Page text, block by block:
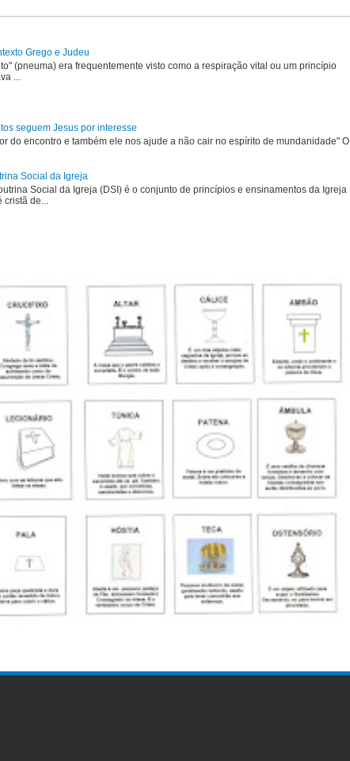
Grego e Judeu
(pneuma) era frequentemente visto como a respiração vital ou um princípio
...
seguem Jesus por interesse
do encontro e também ele nos ajude a não cair no espírito de mundanidade" O
Social da Igreja
Social da Igreja (DSI) é o conjunto de princípios e ensinamentos da Igreja
de...